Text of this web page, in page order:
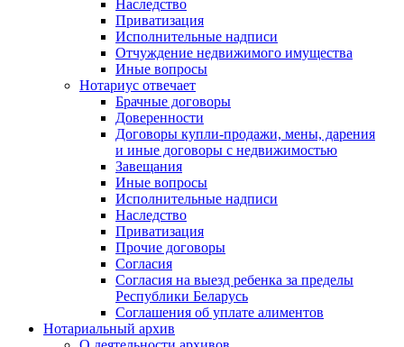
Наследство
Приватизация
Исполнительные надписи
Отчуждение недвижимого имущества
Иные вопросы
Нотариус отвечает
Брачные договоры
Доверенности
Договоры купли-продажи, мены, дарения
и иные договоры с недвижимостью
Завещания
Иные вопросы
Исполнительные надписи
Наследство
Приватизация
Прочие договоры
Согласия
Согласия на выезд ребенка за пределы
Республики Беларусь
Соглашения об уплате алиментов
Нотариальный архив